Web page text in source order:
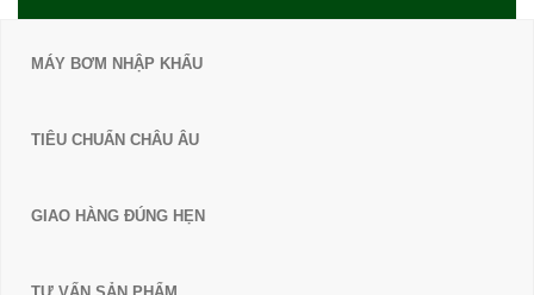
MÁY BƠM NHẬP KHẨU
TIÊU CHUẨN CHÂU ÂU
GIAO HÀNG ĐÚNG HẸN